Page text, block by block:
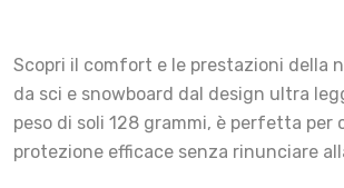
Scopri il comfort e le prestazioni della
da sci e snowboard dal design ultra
peso di soli 128 grammi, è perfetta per
protezione efficace senza rinunciare